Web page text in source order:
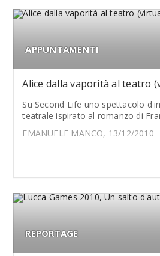
APPUNTAMENTI
Alice dalla vaporità al teatro
Su Second Life uno spettacolo
teatrale ispirato al romanzo di
EMANUELE MANCO, 13/12/2010
REPORTAGE